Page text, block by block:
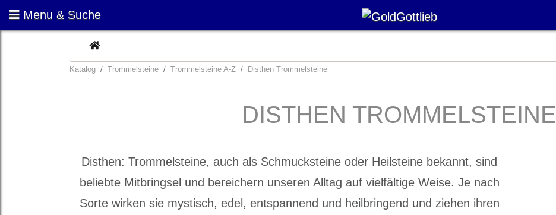
Menu & Suche
CURRENT
Katalog Trommelsteine Trommelsteine A-Z Disthen Trommelsteine
DISTHEN TROMMELSTEINE
Disthen: Trommelsteine, auch als Schmucksteine oder Heilsteine bekannt, sind
beliebte Mitbringsel und bereichern unseren Alltag auf vielfältige Weise. Je nach
Sorte wirken sie mystisch, edel, entspannend und heilbringend und ziehen ihren